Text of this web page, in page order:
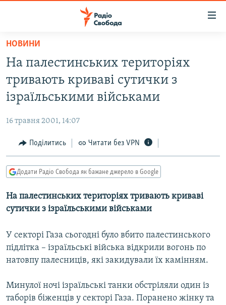
Перейти
основного
матеріалу
Перейти
до
основної
навігації
Перейти
до
пошуку
СТАТТІ
ЕКОНОМІКА
СУСПІЛЬСТВО
УКРАЇНА
РОСІЙСЬКА «ФІЛЬТРАЦІЯ»
ДОНБАС.РЕАЛІЇ
ТИ ЯК?
СХЕМИ
КИТАЙ.ВИКЛИКИ
МУЛЬТИМЕДІА
ФОТО
ПОДКАСТИ
НОВИНИ
На палестинських територіях
тривають криваві сутички з
ізраїльськими військами
16 травня 2001, 14:07
Поділитись Читати без VPN
Додати Радіо Свобода як бажане джерело в Google
На палестинських територіях тривають криваві
сутички з ізраїльськими військами
У секторі Газа сьогодні було вбито палестинського
підлітка – ізраїльські війська відкрили вогонь по
натовпу палесниців, які закидували їх камінням.
Минулої ночі ізраїльські танки обстріляли один із
таборів біженців у секторі Газа. Поранено жінку та